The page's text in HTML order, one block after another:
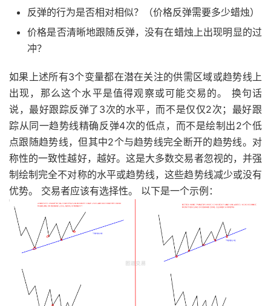
反弹的行为是否相对相似？（价格反弹需要多少蜡烛）
价格是否清晰地跟随反弹，没有在蜡烛上出现明显的过
冲？
如果上述所有3个变量都在潜在关注的供需区域或趋势线上
出现，那么这个水平是值得观察或可能交易的。 换句话
说，最好跟踪反弹了3次的水平，而不是仅仅2次；最好跟
踪从同一趋势线精确反弹4次的低点，而不是绘制出2个低
点跟随趋势线，但其中2个与趋势线完全断开的趋势线。对
称性的一致性越好，越好。这是大多数交易者忽视的，并强
制绘制完全不对称的水平或趋势线，这些趋势线减少或没有
优势。 交易者应该有选择性。 以下是一个示例：